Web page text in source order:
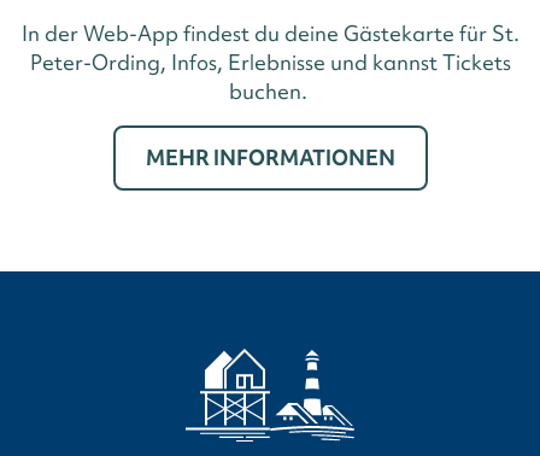
In der Web-App findest du deine Gästekarte für St.
Peter-Ording, Infos, Erlebnisse und kannst Tickets
buchen.
MEHR INFORMATIONEN